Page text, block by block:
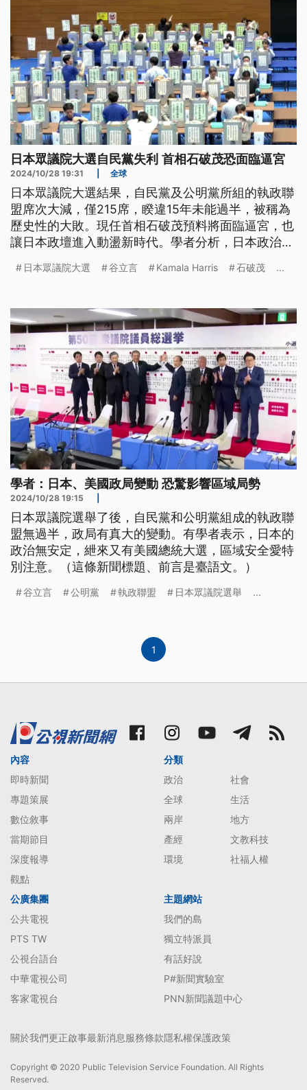
日本眾議院大選自民黨失利 首相石破茂恐面臨逼宮
2024/10/28 19:31 全球
日本眾議院大選結果，自民黨及公明黨所組的執政聯
盟席次大減，僅215席，睽違15年未能過半，被稱為
歷史性的大敗。現任首相石破茂預料將面臨逼宮，也
讓日本政壇進入動盪新時代。學者分析，日本政治狀
響到區域安全局勢，需慎防中國見縫插針。
日本眾議院大選 谷立言 Kamala Harris 石破茂 ...
學者：日本、美國政局變動 恐驚影響區域局勢
2024/10/28 19:15
日本眾議院選舉了後，自民黨和公明黨組成的執政聯
盟無過半，政局有真大的變動。有學者表示，日本的
政治無安定，紲來又有美國總統大選，區域安全愛特
別注意。（這條新聞標題、前言是臺語文。）
谷立言 公明黨 執政聯盟 日本眾議院選舉 ...
1
內容
即時新聞
專題策展
數位敘事
當期節目
深度報導
觀點
分類
政治
社會
全球
生活
兩岸
地方
產經
文教科技
環境
社福人權
公廣集團
公共電視
PTS TW
公視台語台
中華電視公司
客家電視台
主題網站
我們的島
獨立特派員
有話好說
P#新聞實驗室
PNN新聞議題中心
關於我們更正啟事最新消息服務條款隱私權保護政策
Copyright © 2020 Public Television Service Foundation. All Rights
Reserved.